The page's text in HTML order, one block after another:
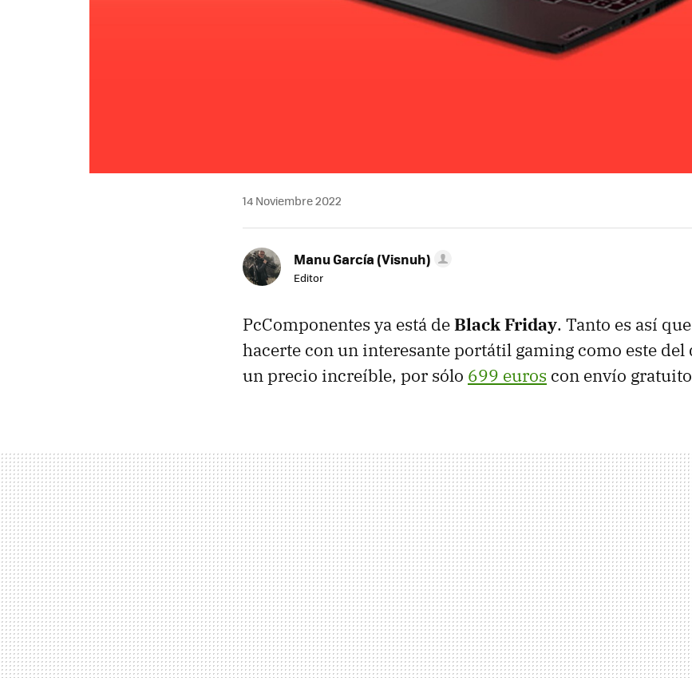
14 Noviembre 2022
Manu García (Visnuh)
Editor
PcComponentes ya está deBlack Friday. Tanto es así
hacerte con un interesante portátil gaming como este del
un precio increíble, por sólo 699 euros con envío